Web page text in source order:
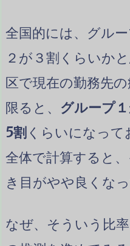
全国的には、グル
２が３割くらいか
区で現在の勤務先
限ると、 グループ
5割 くらいになって
全体で計算すると
き目がやや良くな
なぜ、そういう比